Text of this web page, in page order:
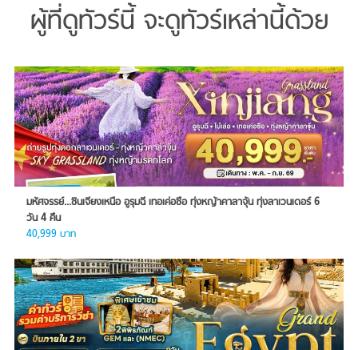
ผู้ที่ดูทัวร์นี้ จะดูทัวร์เหล่านี้ด้วย
มหัศจรรย์...ซินเจียงเหนือ อูรุมฉี เทอเค่อซือ ทุ่งหญ้าคาลาจุ้น ทุ่งลาเวนเดอร์ 6
วัน 4 คืน
40,999 บาท